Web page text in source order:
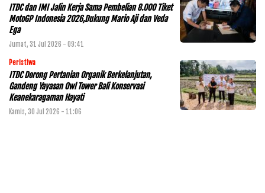
ITDC dan IMI Jalin Kerja Sama Pembelian 8.000 Tiket
MotoGP Indonesia 2026,Dukung Mario Aji dan Veda
Ega
Jumat, 31 Jul 2026 - 09:41
Peristiwa
ITDC Dorong Pertanian Organik Berkelanjutan,
Gandeng Yayasan Owl Tower Bali Konservasi
Keanekaragaman Hayati
Kamis, 30 Jul 2026 - 11:06